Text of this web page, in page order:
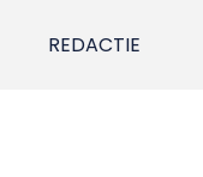
REDACTIE